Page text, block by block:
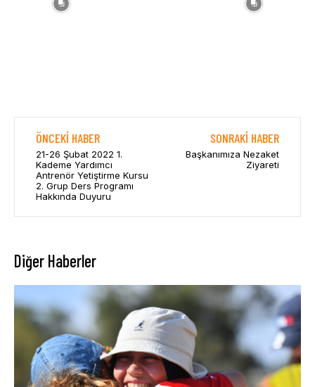
ÖNCEKI HABER
21-26 Şubat 2022 1.
Kademe Yardımcı
Antrenör Yetiştirme Kursu
2. Grup Ders Programı
Hakkında Duyuru
SONRAKI HABER
Başkanımıza Nezaket
Ziyareti
Diğer Haberler